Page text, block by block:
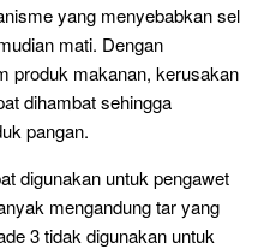
yang menyebabkan sel
mati. Dengan
produk makanan, kerusakan
dihambat sehingga
pangan.
digunakan untuk pengawet
mengandung tar yang
3 tidak digunakan untuk